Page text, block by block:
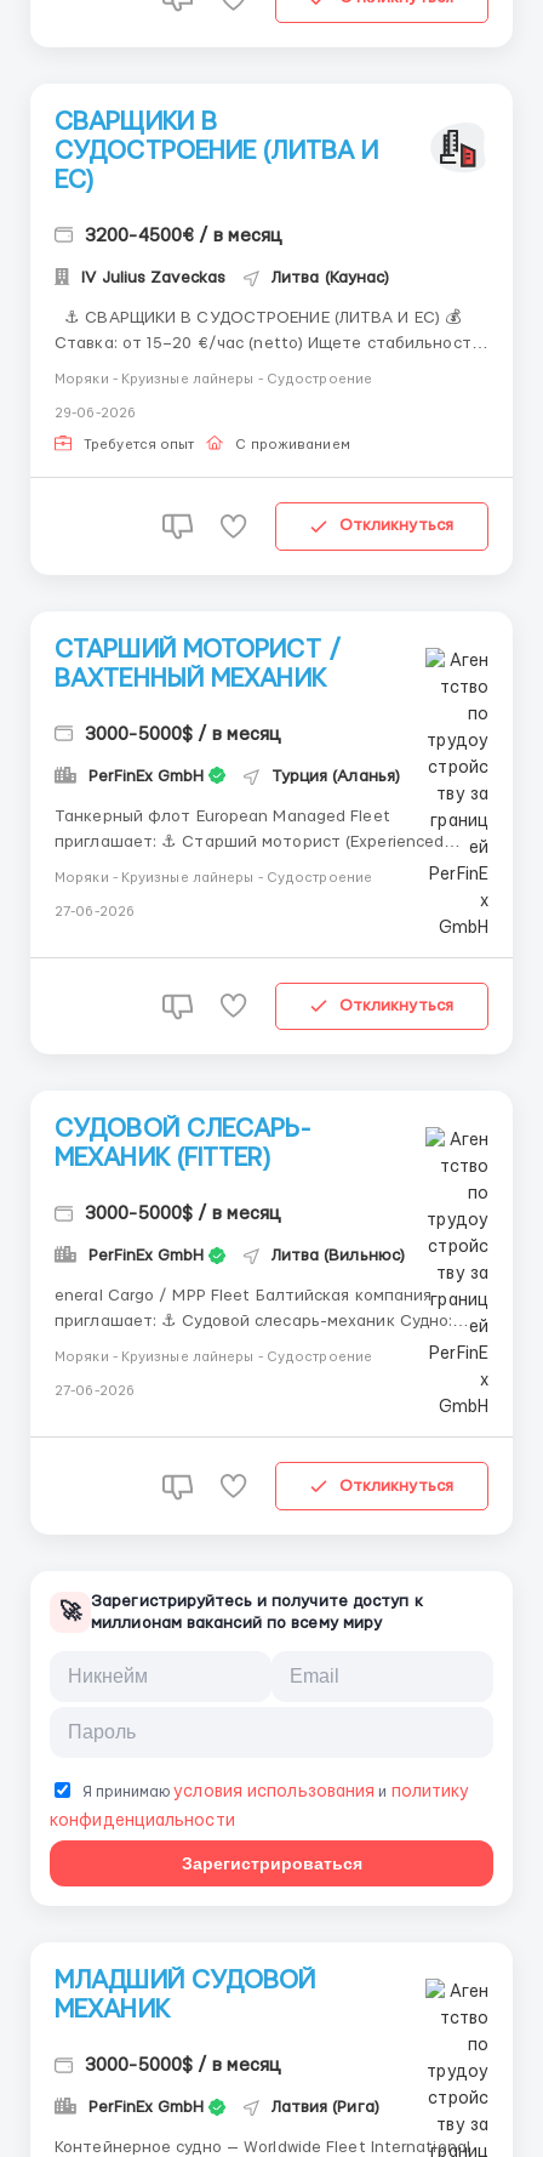
СВАРЩИКИ В
СУДОСТРОЕНИЕ (ЛИТВА И
ЕС)
3200-4500€ / в месяц
IV Julius Zaveckas Литва (Каунас)
Ставка: от 15–20 €/час (netto) Ищете стабильность
судостроительные верфи Литвы и для долгосрочных
командировок по ЕС. Что мы предлагаем: Высокий
Моряки - Круизные лайнеры - Судостроение
29-06-2026
Требуется опыт С проживанием
Откликнуться
СТАРШИЙ МОТОРИСТ /
ВАХТЕННЫЙ МЕХАНИК
3000-5000$ / в месяц
PerFinEx GmbH Турция (Аланья)
Танкерный флот European Managed Fleet
приглашает: ⚓ Старший моторист (Experienced
Контракт: 4 месяца Обязанности: несение
Моряки - Круизные лайнеры - Судостроение
27-06-2026
Откликнуться
СУДОВОЙ СЛЕСАРЬ-
МЕХАНИК (FITTER)
3000-5000$ / в месяц
PerFinEx GmbH Литва (Вильнюс)
eneral Cargo / MPP Fleet Балтийская компания
приглашает: ⚓ Судовой слесарь-механик Судно:
судового оборудования техническое обслуживание
Моряки - Круизные лайнеры - Судостроение
27-06-2026
Откликнуться
🚀 Зарегистрируйтесь и получите доступ к
миллионам вакансий по всему миру
Я принимаюусловия использования и политику
конфиденциальности
Зарегистрироваться
МЛАДШИЙ СУДОВОЙ
МЕХАНИК
3000-5000$ / в месяц
PerFinEx GmbH Латвия (Рига)
Контейнерное судно — Worldwide Fleet International